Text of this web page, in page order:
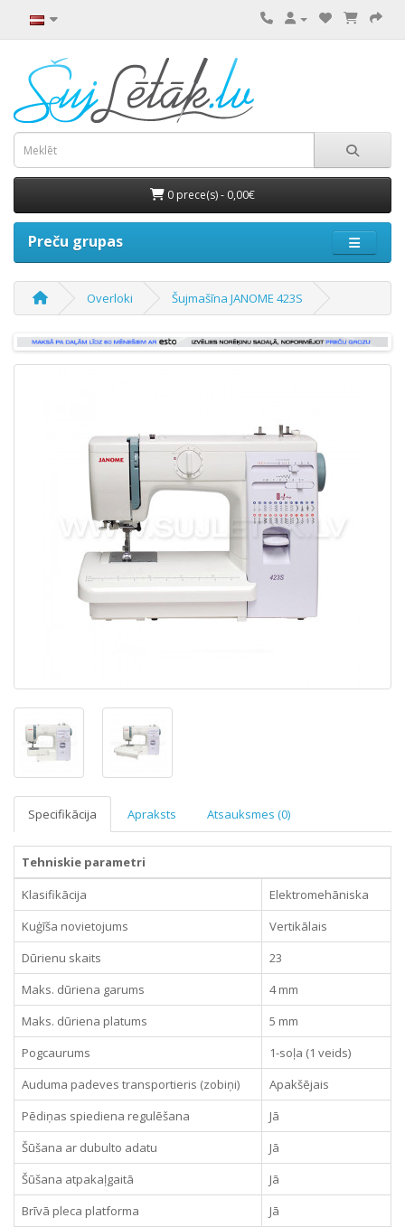
0 prece(s) - 0,00€
Preču grupas
Overloki Šujmašīna JANOME 423S
Specifikācija Apraksts Atsauksmes (0)
Tehniskie parametri
Klasifikācija
Elektromehāniska
Kuģīša novietojums
Vertikālais
Dūrienu skaits
23
Maks. dūriena garums
4 mm
Maks. dūriena platums
5 mm
Pogcaurums
1-soļa (1 veids)
Auduma padeves transportieris (zobiņi)
Apakšējais
Pēdiņas spiediena regulēšana
Jā
Šūšana ar dubulto adatu
Jā
Šūšana atpakaļgaitā
Jā
Brīvā pleca platforma
Jā